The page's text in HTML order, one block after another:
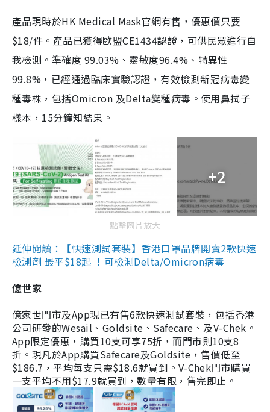
產品現時於HK Medical Mask官網有售，優惠價只要
$18/件。產品已獲得歐盟CE1434認證，可供民眾進行自
我檢測。準確度 99.03%、靈敏度96.4%、特異性
99.8%，已經通過臨床實驗認證，有效檢測新冠病毒變
種毒株，包括Omicron 及Delta變種病毒。使用鼻拭子
樣本，15分鐘知結果。
+2
點擊圖片放大
延伸閱讀：【快速測試套裝】香港口罩品牌開賣2款快速
檢測劑 最平$18起 ！可檢測Delta/Omicron病毒
億世家
億家世門市及App現已有售6款快速測試套裝，包括香港
公司研發的Wesail、Goldsite、Safecare、及V-Chek。
App限定優惠，購買10支可享75折，而門市則10支8
折。現凡於App購買Safecare及Goldsite，售價低至
$186.7，平均每支只需$18.6就買到。V-Chek門市購買
一支平均不用$17.9就買到，數量有限，售完即止。